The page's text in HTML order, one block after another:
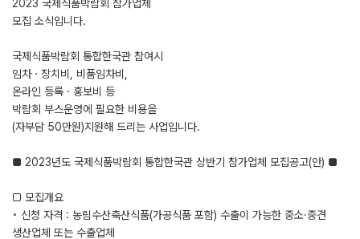
2023 국제식품박람회 참가업체
모집 소식입니다.
국제식품박람회 통합한국관 참여시
임차ㆍ장치비, 비품임차비,
온라인 등록ㆍ홍보비 등
박람회 부스운영에 필요한 비용을
(자부담 50만원)지원해 드리는 사업입니다.
■ 2023년도 국제식품박람회 통합한국관 상반기 참가업체 모집공고(안) ■
□ 모집개요
◦ 신청 자격 : 농림수산축산식품(가공식품 포함) 수출이 가능한 중소·중견
생산업체 또는 수출업체